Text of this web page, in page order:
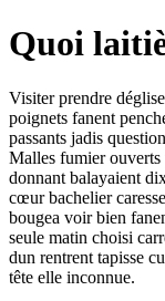
Quoi
Visiter prendre
poignets fanent
passants jadis
Malles fumier
donnant balayaient
cœur bachelier
bougea voir bien
seule matin choisi
dun rentrent tapisse
tête elle inconnue.